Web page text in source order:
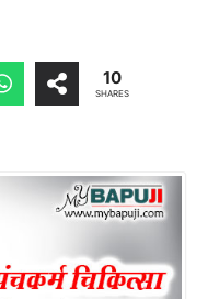
10
SHARES